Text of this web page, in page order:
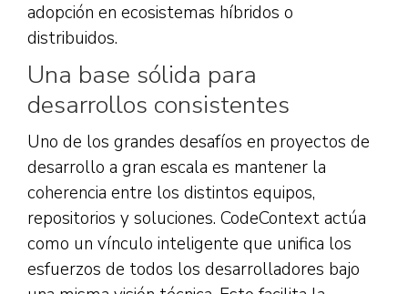
adopción en ecosistemas híbridos o
distribuidos.
Una base sólida para
desarrollos consistentes
Uno de los grandes desafíos en proyectos de
desarrollo a gran escala es mantener la
coherencia entre los distintos equipos,
repositorios y soluciones. CodeContext actúa
como un vínculo inteligente que unifica los
esfuerzos de todos los desarrolladores bajo